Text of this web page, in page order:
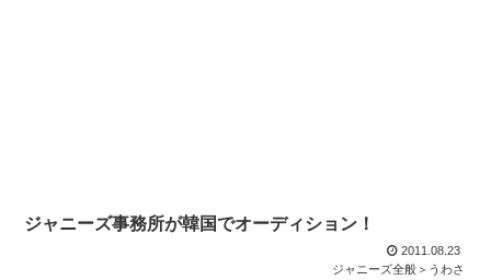
ジャニーズ事務所が韓国でオーディション！
2011.08.23
ジャニーズ全般＞うわさ